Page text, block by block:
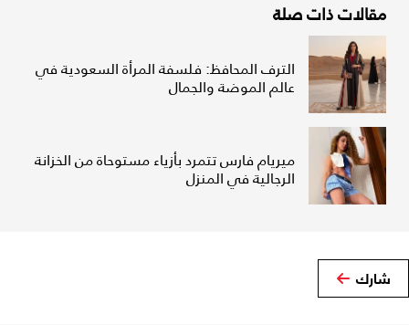
مقالات ذات صلة
الترف المحافظ: فلسفة المرأة السعودية في
عالم الموضة والجمال
ميريام فارس تتمرد بأزياء مستوحاة من الخزانة
الرجالية في المنزل
شارك